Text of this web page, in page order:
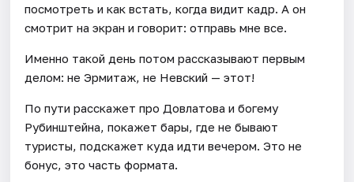
посмотреть и как встать, когда видит кадр. А он
смотрит на экран и говорит: отправь мне все.
Именно такой день потом рассказывают первым
делом: не Эрмитаж, не Невский — этот!
По пути расскажет про Довлатова и богему
Рубинштейна, покажет бары, где не бывают
туристы, подскажет куда идти вечером. Это не
бонус, это часть формата.